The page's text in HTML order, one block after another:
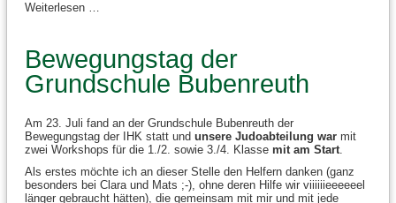
Weiterlesen …
Bewegungstag der
Grundschule Bubenreuth
Am 23. Juli fand an der Grundschule Bubenreuth der
Bewegungstag der IHK statt und unsere Judoabteilung war mit
zwei Workshops für die 1./2. sowie 3./4. Klasse mit am Start.
Als erstes möchte ich an dieser Stelle den Helfern danken (ganz
besonders bei Clara und Mats ;-), ohne deren Hilfe wir viiiiiieeeeeel
länger gebraucht hätten), die gemeinsam mit mir und mit jede